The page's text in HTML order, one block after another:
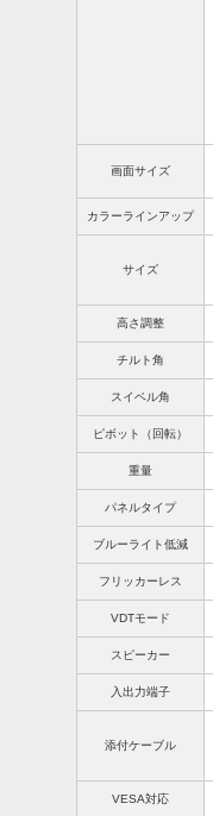
画面サイズ
カラーラインアップ
サイズ
高さ調整
チルト角
スイベル角
ピボット（回転）
重量
パネルタイプ
ブルーライト低減
フリッカーレス
VDTモード
スピーカー
入出力端子
添付ケーブル
VESA対応